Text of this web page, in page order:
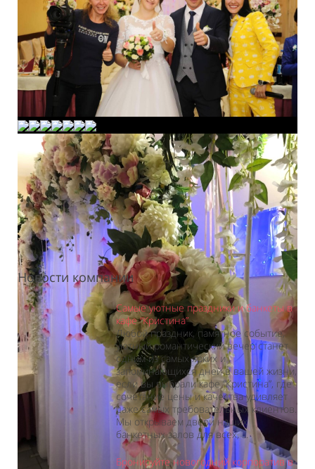
Новости компании
Самые уютные праздники и банкеты в
кафе “Кристина”
Любой праздник, памятное событие,
уютный романтический вечер станет
одним из самых ярких и
запоминающихся дней в вашей жизни,
если вы выбрали кафе “Кристина”, где
сочетание цены и качества удивляет
даже самых требовательных клиентов.
Мы открываем двери наших
банкетных залов для всех, ...
Бронируйте новогодний корпоратив в